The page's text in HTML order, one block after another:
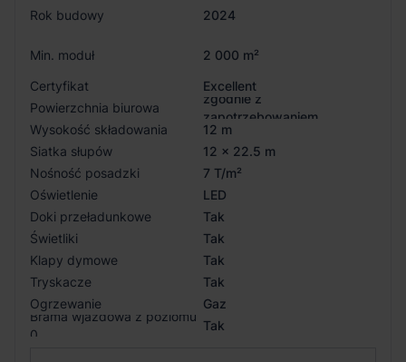
Rok budowy 2024
Min. moduł
2 000 m²
Certyfikat
Excellent
Powierzchnia biurowa
zgodnie z
zapotrzebowaniem
Wysokość składowania
12 m
Siatka słupów
12 x 22.5 m
Nośność posadzki
7 T/m²
Oświetlenie
LED
Doki przeładunkowe
Tak
Świetliki
Tak
Klapy dymowe
Tak
Tryskacze
Tak
Ogrzewanie
Gaz
Brama wjazdowa z poziomu
0
Tak